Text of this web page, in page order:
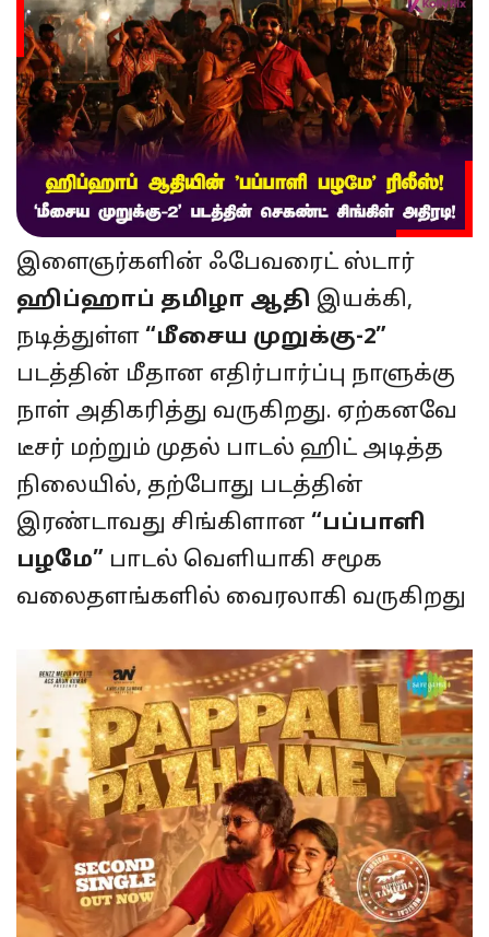
இளைஞர்களின் ஃபேவரைட் ஸ்டார்
ஹிப்ஹாப் தமிழா ஆதி இயக்கி,
நடித்துள்ள “மீசைய முறுக்கு-2”
படத்தின் மீதான எதிர்பார்ப்பு நாளுக்கு
நாள் அதிகரித்து வருகிறது. ஏற்கனவே
டீசர் மற்றும் முதல் பாடல் ஹிட் அடித்த
நிலையில், தற்போது படத்தின்
இரண்டாவது சிங்கிளான “பப்பாளி
பழமே” பாடல் வெளியாகி சமூக
வலைதளங்களில் வைரலாகி வருகிறது